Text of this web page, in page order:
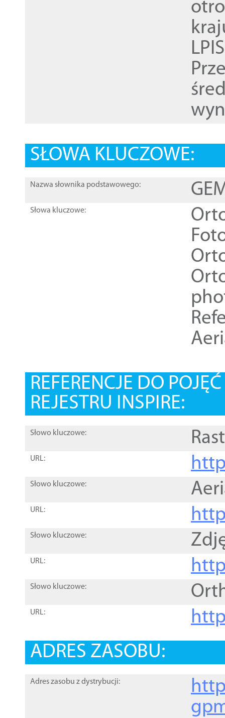
SŁOWA KLUCZOWE:
Nazwa słownika podstawowego:
Słowa kluczowe:
REFERENCJE DO
REJESTRU INSPIRE:
Słowo kluczowe:
URL:
Słowo kluczowe:
URL:
Słowo kluczowe:
URL:
Słowo kluczowe:
URL:
ADRES ZASOBU:
Adres zasobu z dystrybucji: